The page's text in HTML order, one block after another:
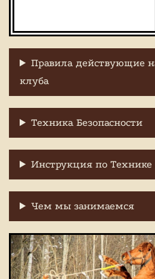
Правила действующие
клуба
Техника Безопасности
Инструкция по Технике
Чем мы занимаемся